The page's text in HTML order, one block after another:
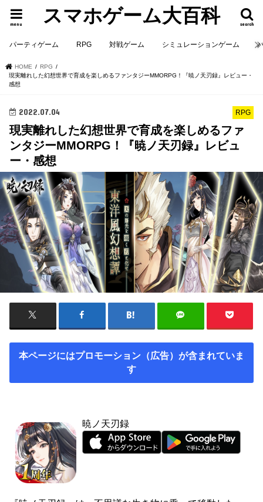
スマホゲーム大百科 search
menu
パーティゲーム RPG 対戦ゲーム シミュレーションゲーム
HOME
RPG
現実離れした幻想世界で育成を楽しめるファンタジーMMORPG！『暁ノ天刃録』レビュー・
感想
RPG
2022.07.04
現実離れした幻想世界で育成を楽しめるファ
ンタジーMMORPG！『暁ノ天刃録』レビュ
ー・感想
本ページにはプロモーション（広告）が含まれていま
す
暁ノ天刃録